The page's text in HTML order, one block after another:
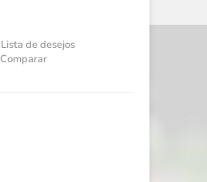
Lista de desejos
Comparar